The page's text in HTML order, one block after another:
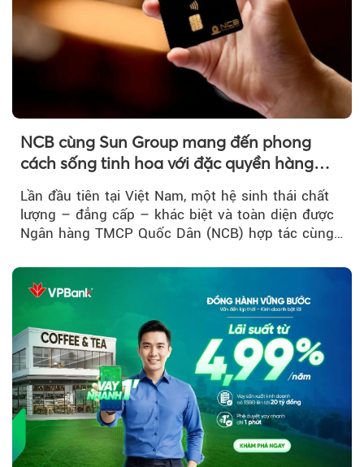
NCB cùng Sun Group mang đến phong
cách sống tinh hoa với đặc quyền hàng
Lần đầu tiên tại Việt Nam, một hệ sinh thái chất
lượng – đẳng cấp – khác biệt và toàn diện được
Ngân hàng TMCP Quốc Dân (NCB) hợp tác cùng